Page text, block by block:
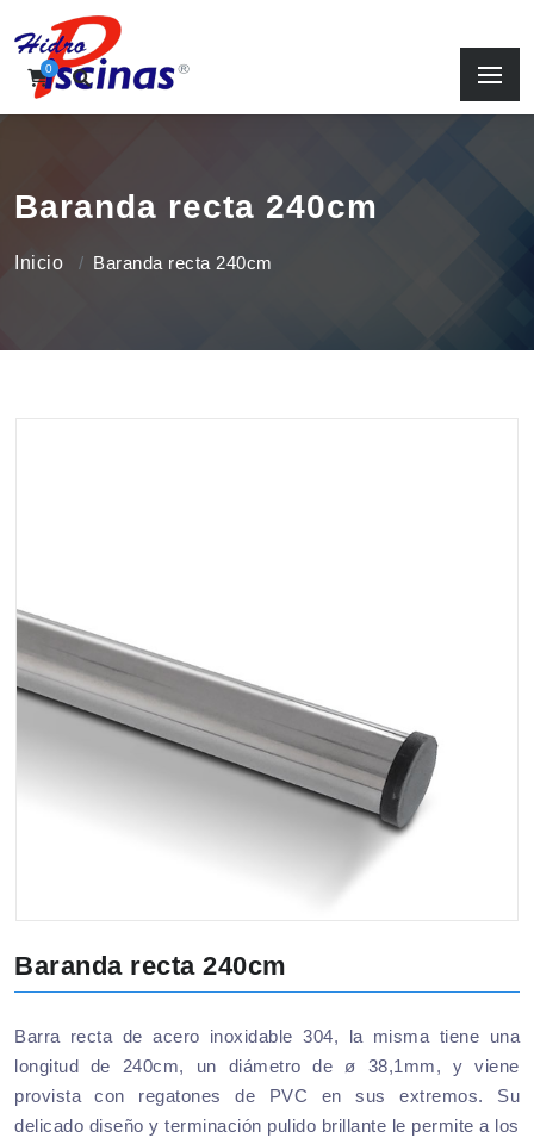
0
Baranda recta 240cm
Inicio Baranda recta 240cm
Baranda recta 240cm
Barra recta de acero inoxidable 304, la misma tiene una
longitud de 240cm, un diámetro de ø 38,1mm, y viene
provista con regatones de PVC en sus extremos. Su
delicado diseño y terminación pulido brillante le permite a los